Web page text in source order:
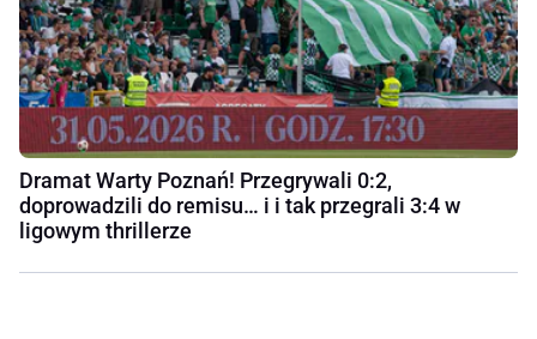
Dramat Warty Poznań! Przegrywali 0:2,
doprowadzili do remisu… i i tak przegrali 3:4 w
ligowym thrillerze